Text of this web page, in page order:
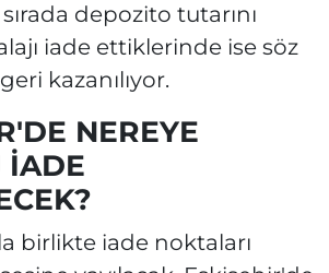
sırada depozito tutarını
iade ettiklerinde ise söz
kazanılıyor.
NEREYE
İADE
birlikte iade noktaları